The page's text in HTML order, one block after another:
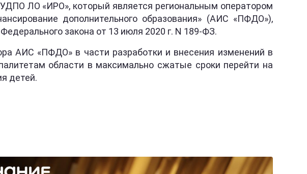
ЛО «ИРО», который является региональным оператором
дополнительного образования» (АИС «ПФДО»),
закона от 13 июля 2020 г. N 189-ФЗ.
АИС «ПФДО» в части разработки и внесения изменений в
области в максимально сжатые сроки перейти на
детей.